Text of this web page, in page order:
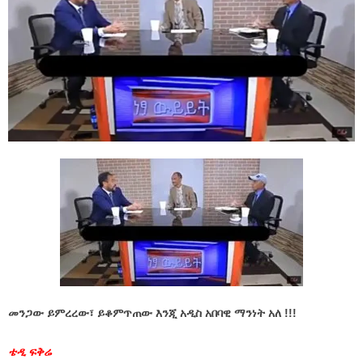
መንጋው ይምረረው፣ ይቆምጥጠው እንጂ አዲስ አበባዊ ማንነት አለ !!!
ቴዲ ፍቅሬ